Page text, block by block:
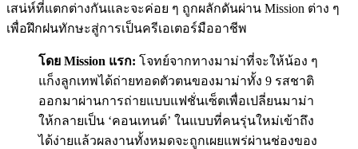
เสน่ห์ที่แตกต่างกันและจะค่อย ๆ ถูกผลักดันผ่าน Mission ต่าง ๆ
เพื่อฝึกฝนทักษะสู่การเป็นครีเอเตอร์มืออาชีพ
โดย Mission แรก: โจทย์จากทางมาม่าที่จะให้น้อง ๆ
แก็งลูกเทพได้ถ่ายทอดตัวตนของมาม่าทั้ง 9 รสชาติ
ออกมาผ่านการถ่ายแบบแฟชั่นเซ็ตเพื่อเปลี่ยนมาม่า
ให้กลายเป็น ‘คอนเทนต์’ ในแบบที่คนรุ่นใหม่เข้าถึง
ได้ง่ายแล้วผลงานทั้งหมดจะถูกเผยแพร่ผ่านช่องของ